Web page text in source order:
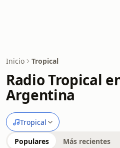
Inicio Tropical
Radio Tropical
Argentina
Tropical
Populares Más recientes